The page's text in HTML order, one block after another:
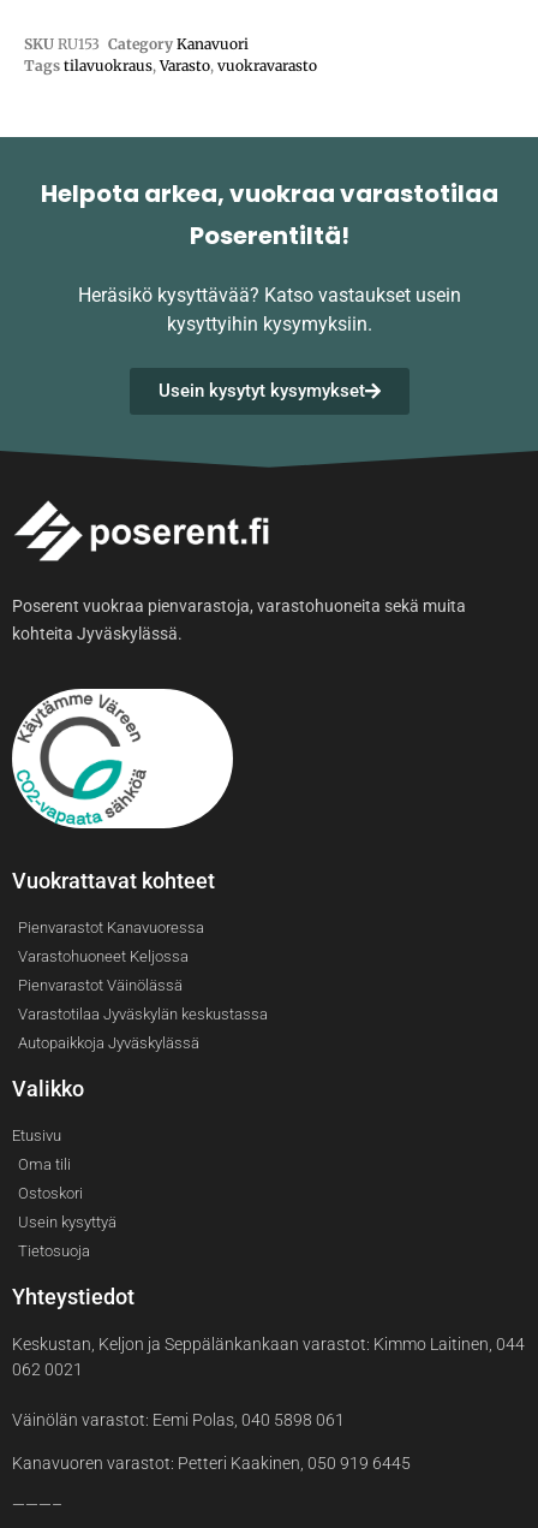
SKU RU153 Category Kanavuori
Tags tilavuokraus,Varasto, vuokravarasto
Helpota arkea, vuokraa varastotilaa
Poserentiltä!
Heräsikö kysyttävää? Katso vastaukset usein
kysyttyihin kysymyksiin.
Usein kysytyt kysymykset
Poserent vuokraa pienvarastoja, varastohuoneita sekä muita
kohteita Jyväskylässä.
Vuokrattavat kohteet
Pienvarastot Kanavuoressa
Varastohuoneet Keljossa
Pienvarastot Väinölässä
Varastotilaa Jyväskylän keskustassa
Autopaikkoja Jyväskylässä
Valikko
Etusivu
Oma tili
Ostoskori
Usein kysyttyä
Tietosuoja
Yhteystiedot
Keskustan, Keljon ja Seppälänkankaan varastot: Kimmo Laitinen, 044
062 0021
Väinölän varastot: Eemi Polas, 040 5898 061
Kanavuoren varastot: Petteri Kaakinen, 050 919 6445
———–